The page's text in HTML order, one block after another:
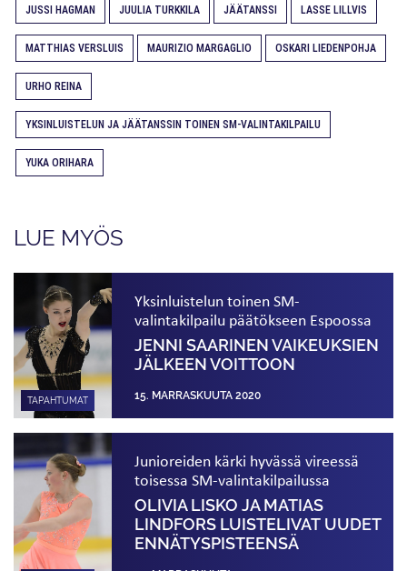
JUSSI HAGMAN JUULIA TURKKILA JÄÄTANSSI LASSE LILLVIS
MATTHIAS VERSLUIS MAURIZIO MARGAGLIO OSKARI LIEDENPOHJA
URHO REINA
YKSINLUISTELUN JA JÄÄTANSSIN TOINEN SM-VALINTAKILPAILU
YUKA ORIHARA
LUE MYÖS
TAPAHTUMAT
Yksinluistelun toinen SM-
valintakilpailu päätökseen Espoossa
JENNI SAARINEN VAIKEUKSIEN
JÄLKEEN VOITTOON
15. MARRASKUUTA 2020
Junioreiden kärki hyvässä vireessä
toisessa SM-valintakilpailussa
OLIVIA LISKO JA MATIAS
LINDFORS LUISTELIVAT UUDET
ENNÄTYS­PISTEENSÄ